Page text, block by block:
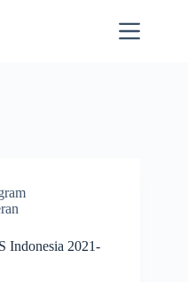
Indonesia 2021-